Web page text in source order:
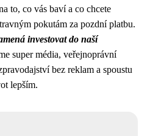
to, co vás baví a co chcete
pokutám za pozdní platbu.
investovat do naší
super média, veřejnoprávní
bez reklam a spoustu
lepším.